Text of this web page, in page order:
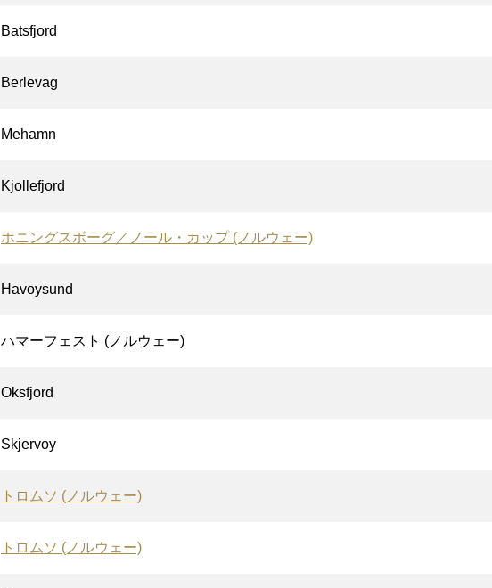
Batsfjord
Berlevag
Mehamn
Kjollefjord
ホニングスボーグ／ノール・カップ (ノルウェー)
Havoysund
ハマーフェスト (ノルウェー)
Oksfjord
Skjervoy
トロムソ (ノルウェー)
トロムソ (ノルウェー)